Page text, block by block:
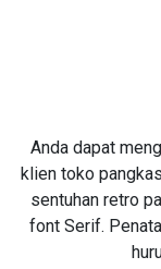
Anda dapat
klien toko
sentuhan retro
font Serif.